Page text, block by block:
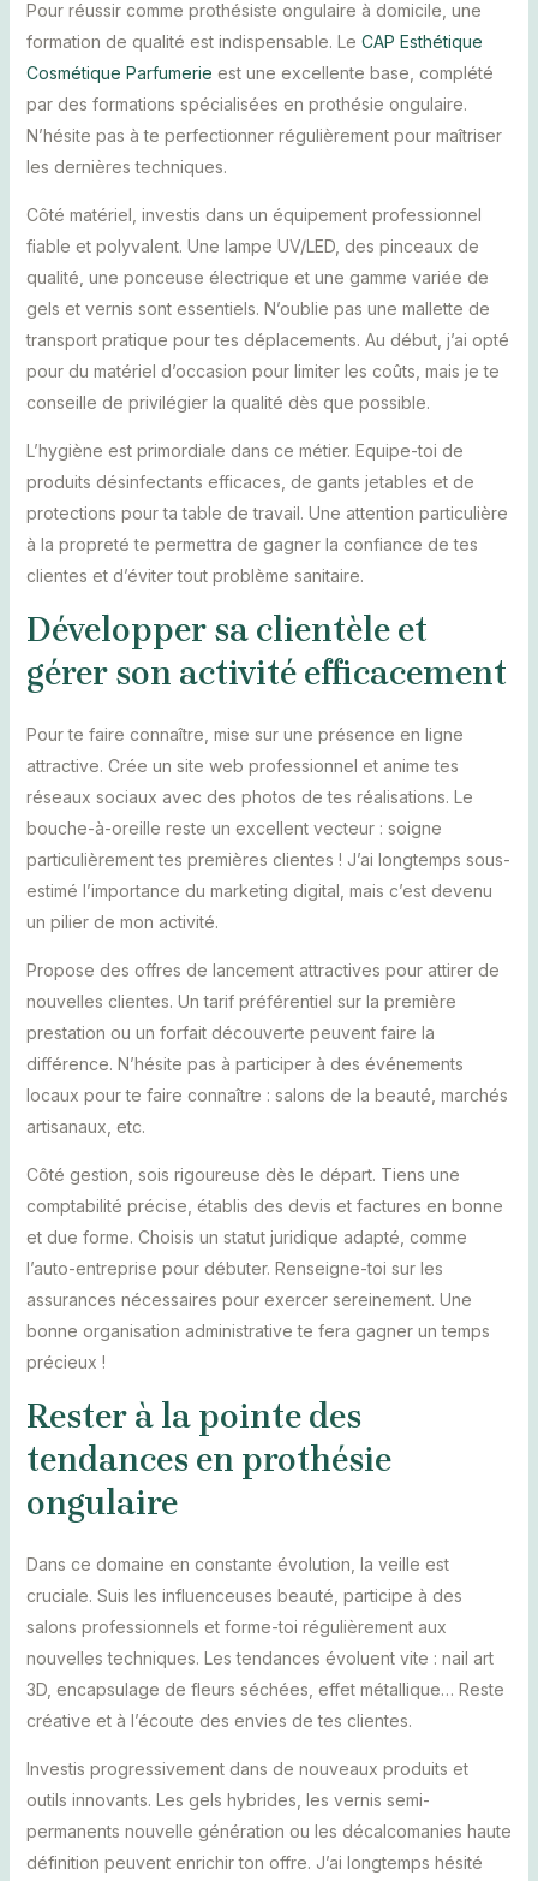
Pour réussir comme prothésiste ongulaire à domicile, une
formation de qualité est indispensable. Le CAP Esthétique
Cosmétique Parfumerie est une excellente base, complété
par des formations spécialisées en prothésie ongulaire.
N’hésite pas à te perfectionner régulièrement pour maîtriser
les dernières techniques.
Côté matériel, investis dans un équipement professionnel
fiable et polyvalent. Une lampe UV/LED, des pinceaux de
qualité, une ponceuse électrique et une gamme variée de
gels et vernis sont essentiels. N’oublie pas une mallette de
transport pratique pour tes déplacements. Au début, j’ai opté
pour du matériel d’occasion pour limiter les coûts, mais je te
conseille de privilégier la qualité dès que possible.
L’hygiène est primordiale dans ce métier. Equipe-toi de
produits désinfectants efficaces, de gants jetables et de
protections pour ta table de travail. Une attention particulière
à la propreté te permettra de gagner la confiance de tes
clientes et d’éviter tout problème sanitaire.
Développer sa clientèle et
gérer son activité efficacement
Pour te faire connaître, mise sur une présence en ligne
attractive. Crée un site web professionnel et anime tes
réseaux sociaux avec des photos de tes réalisations. Le
bouche-à-oreille reste un excellent vecteur : soigne
particulièrement tes premières clientes ! J’ai longtemps sous-
estimé l’importance du marketing digital, mais c’est devenu
un pilier de mon activité.
Propose des offres de lancement attractives pour attirer de
nouvelles clientes. Un tarif préférentiel sur la première
prestation ou un forfait découverte peuvent faire la
différence. N’hésite pas à participer à des événements
locaux pour te faire connaître : salons de la beauté, marchés
artisanaux, etc.
Côté gestion, sois rigoureuse dès le départ. Tiens une
comptabilité précise, établis des devis et factures en bonne
et due forme. Choisis un statut juridique adapté, comme
l’auto-entreprise pour débuter. Renseigne-toi sur les
assurances nécessaires pour exercer sereinement. Une
bonne organisation administrative te fera gagner un temps
précieux !
Rester à la pointe des
tendances en prothésie
ongulaire
Dans ce domaine en constante évolution, la veille est
cruciale. Suis les influenceuses beauté, participe à des
salons professionnels et forme-toi régulièrement aux
nouvelles techniques. Les tendances évoluent vite : nail art
3D, encapsulage de fleurs séchées, effet métallique… Reste
créative et à l’écoute des envies de tes clientes.
Investis progressivement dans de nouveaux produits et
outils innovants. Les gels hybrides, les vernis semi-
permanents nouvelle génération ou les décalcomanies haute
définition peuvent enrichir ton offre. J’ai longtemps hésité